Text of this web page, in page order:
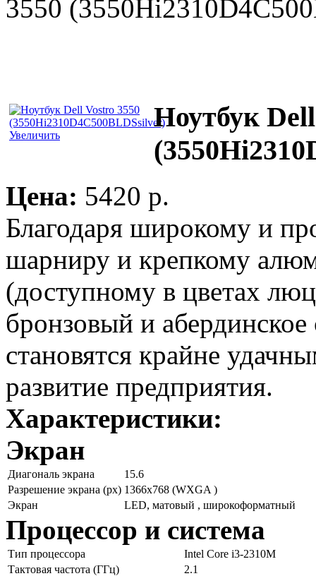
3550
Увеличить
Ноутбук
Цена: 5420 p.
Благодаря широкому и
шарниру и крепкому
(доступному в цветах
бронзовый и
становятся крайне
развитие предприятия.
Характеристики:
Экран
Диагональ экрана
15.6
Разрешение экрана (px) 1366x768 (WXGA )
Экран
LED, матовый , широкоформатный
Процессор и система
Тип процессора
Intel Core i3-2310M
Тактовая частота (ГГц)
2.1